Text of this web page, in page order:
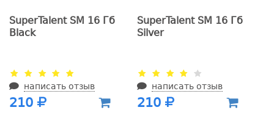
SuperTalent SM 16 Гб
Black
написать отзыв
210
SuperTalent SM 16 Гб
Silver
написать отзыв
210